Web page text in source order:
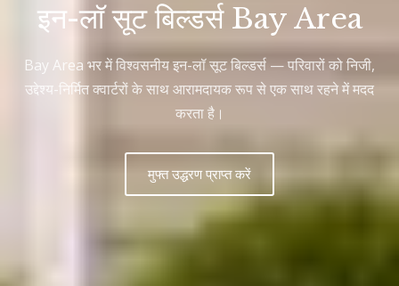
इन-लॉ सूट बिल्डर्स Bay Area
Bay Area भर में विश्वसनीय इन-लॉ सूट बिल्डर्स — परिवारों को निजी,
उद्देश्य-निर्मित क्वार्टरों के साथ आरामदायक रूप से एक साथ रहने में मदद
करता है।
मुफ्त उद्धरण प्राप्त करें